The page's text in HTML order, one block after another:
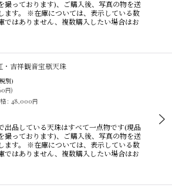
撮っております)、ご購入後、写真の物を送
ます。 ※在庫については、表示している数
ではありません、複数購入したい場合はお
・吉祥観音宝瓶天珠
別)
円)
: 48,000円
出品している天珠はすべて一点物です(現品
撮っております)、ご購入後、写真の物を送
ます。 ※在庫については、表示している数
ではありません、複数購入したい場合はお